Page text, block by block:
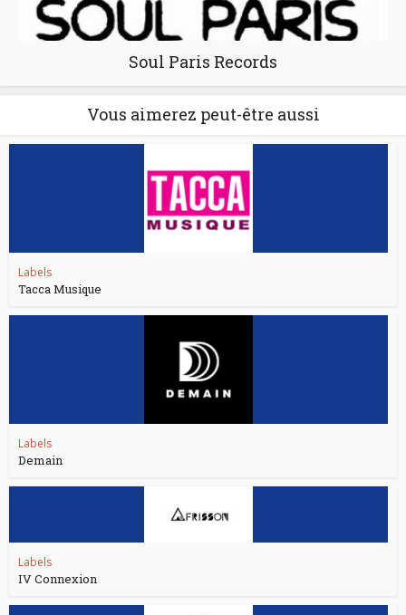
Soul Paris Records
Vous aimerez peut-être aussi
Labels
Tacca Musique
Labels
Demain
Labels
IV Connexion